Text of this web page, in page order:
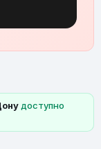
доступно